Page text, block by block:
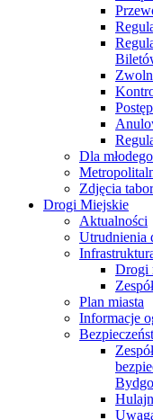
Dla
Zdjęcia
Drogi Miejskie
Aktualności
Utrudnienia
Drogi
Plan miasta
Informacje